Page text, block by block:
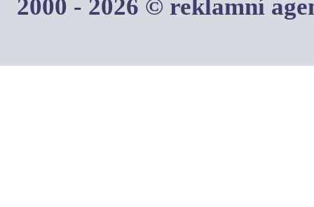
2000 - 2026 © reklamní